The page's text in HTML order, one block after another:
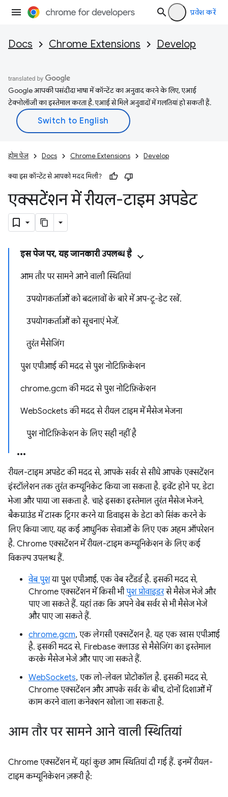
प्रवेश करें
Docs Chrome Extensions Develop
Google आपकी पसंदीदा भाषा में कॉन्टेंट का अनुवाद करने के लिए, एआई
टेक्नोलॉजी का इस्तेमाल करता है. एआई से मिले अनुवादों में गलतियां हो सकती हैं.
होम पेज Docs Chrome Extensions Develop
क्या इस कॉन्टेंट से आपको मदद मिली?
एक्सटेंशन में रीयल-टाइम अपडेट
इस पेज पर, यह जानकारी उपलब्ध है
आम तौर पर सामने आने वाली स्थितियां
उपयोगकर्ताओं को बदलावों के बारे में अप-टू-डेट रखें.
उपयोगकर्ताओं को सूचनाएं भेजें.
तुरंत मैसेजिंग
पुश एपीआई की मदद से पुश नोटिफ़िकेशन
chrome.gcm की मदद से पुश नोटिफ़िकेशन
WebSockets की मदद से रीयल टाइम में मैसेज भेजना
पुश नोटिफ़िकेशन के लिए सही नहीं है
रीयल-टाइम अपडेट की मदद से, आपके सर्वर से सीधे आपके एक्सटेंशन
इंस्टॉलेशन तक तुरंत कम्यूनिकेट किया जा सकता है. इवेंट होने पर, डेटा
भेजा और पाया जा सकता है. चाहे इसका इस्तेमाल तुरंत मैसेज भेजने,
बैकग्राउंड में टास्क ट्रिगर करने या डिवाइस के डेटा को सिंक करने के
लिए किया जाए, यह कई आधुनिक सेवाओं के लिए एक अहम ऑपरेशन
है. Chrome एक्सटेंशन में रीयल-टाइम कम्यूनिकेशन के लिए कई
विकल्प उपलब्ध हैं.
वेब पुशया पुश एपीआई, एक वेब स्टैंडर्ड है. इसकी मदद से,
Chrome एक्सटेंशन में किसी भीपुश प्रोवाइडरसे मैसेज भेजे और
पाए जा सकते हैं. यहां तक कि अपने वेब सर्वर से भी मैसेज भेजे
और पाए जा सकते हैं.
chrome.gcm, एक लेगसी एक्सटेंशन है. यह एक खास एपीआई
है. इसकी मदद से, Firebase क्लाउड से मैसेजिंग का इस्तेमाल
करके मैसेज भेजे और पाए जा सकते हैं.
WebSockets, एक लो-लेवल प्रोटोकॉल है. इसकी मदद से,
Chrome एक्सटेंशन और आपके सर्वर के बीच, दोनों दिशाओं में
काम करने वाला कनेक्शन खोला जा सकता है.
आम तौर पर सामने आने वाली स्थितियां
Chrome एक्सटेंशन में, यहां कुछ आम स्थितियां दी गई हैं. इनमें रीयल-
टाइम कम्यूनिकेशन ज़रूरी है: